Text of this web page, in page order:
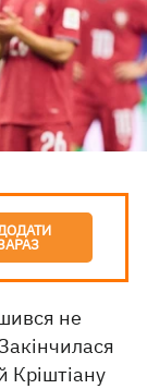
не
Кріштіану